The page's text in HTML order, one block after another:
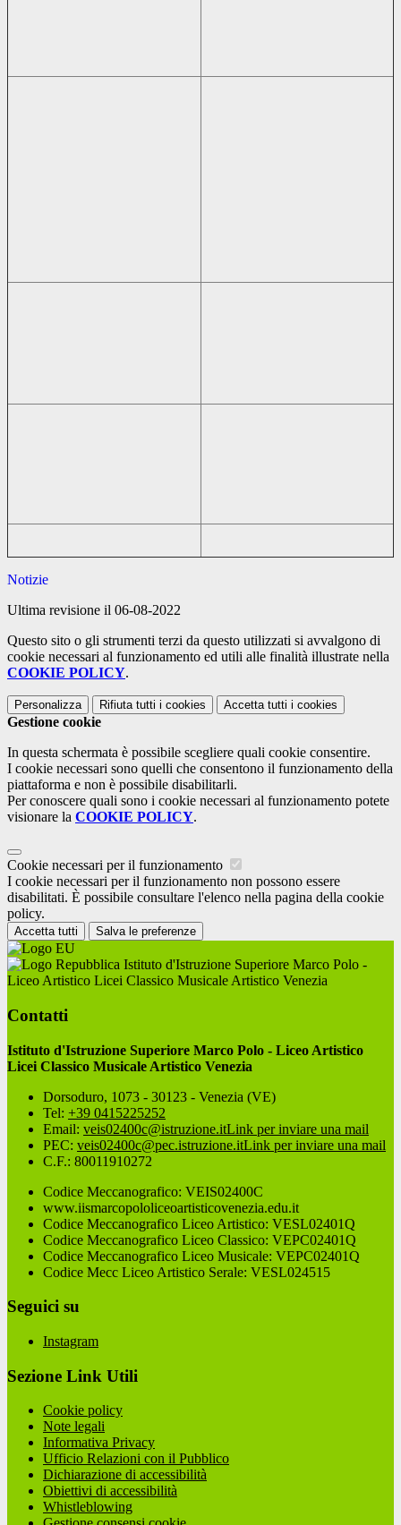
Notizie
Ultima revisione il 06-08-2022
Questo sito o gli strumenti terzi da questo utilizzati si avvalgono di
cookie necessari al funzionamento ed utili alle finalità illustrate nella
COOKIE POLICY.
Personalizza Rifiuta tutti i cookies Accetta tutti i cookies
Gestione cookie
In questa schermata è possibile scegliere quali cookie consentire.
I cookie necessari sono quelli che consentono il funzionamento della
piattaforma e non è possibile disabilitarli.
Per conoscere quali sono i cookie necessari al funzionamento potete
visionare la COOKIE POLICY.
Cookie necessari per il funzionamento
I cookie necessari per il funzionamento non possono essere
disabilitati. È possibile consultare l'elenco nella pagina della cookie
policy.
Accetta tutti Salva le preferenze
Istituto d'Istruzione Superiore Marco Polo -
Liceo Artistico Licei Classico Musicale Artistico Venezia
Contatti
Istituto d'Istruzione Superiore Marco Polo - Liceo Artistico
Licei Classico Musicale Artistico Venezia
Dorsoduro, 1073 - 30123 - Venezia (VE)
Tel: +39 0415225252
Email: veis02400c@istruzione.itLink per inviare una mail
PEC: veis02400c@pec.istruzione.itLink per inviare una mail
C.F.: 80011910272
Codice Meccanografico: VEIS02400C
www.iismarcopololiceoartisticovenezia.edu.it
Codice Meccanografico Liceo Artistico: VESL02401Q
Codice Meccanografico Liceo Classico: VEPC02401Q
Codice Meccanografico Liceo Musicale: VEPC02401Q
Codice Mecc Liceo Artistico Serale: VESL024515
Seguici su
Instagram
Sezione Link Utili
Cookie policy
Note legali
Informativa Privacy
Ufficio Relazioni con il Pubblico
Dichiarazione di accessibilità
Obiettivi di accessibilità
Whistleblowing